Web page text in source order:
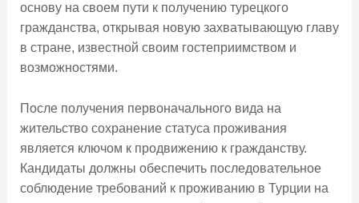
основу на своем пути к получению турецкого
гражданства, открывая новую захватывающую главу
в стране, известной своим гостеприимством и
возможностями.
После получения первоначального вида на
жительство сохранение статуса проживания
является ключом к продвижению к гражданству.
Кандидаты должны обеспечить последовательное
соблюдение требований к проживанию в Турции на